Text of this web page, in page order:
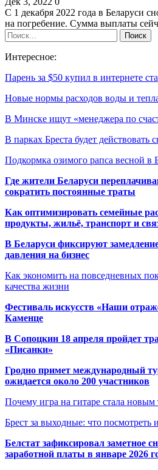
С 1 декабря 2022 года в Беларуси
на погребение. Сумма выплаты
Интересное:
Парень за $50 купил в интернете
Новые нормы расходов воды и
В Минске ищут «менеджера по
В парках Бреста будет
Подкормка озимого рапса весной
Где жители Беларуси
сократить постоянные траты
Как оптимизировать семейные
продукты, жильё, транспорт и
В Беларуси фиксируют
давления на бизнес
Как экономить на повседневных
качества жизни
Фестиваль искусств «Наши
Каменце
В Сопоцкин 18 апреля пройдет
«Писанки»
Гродно примет международный
ожидается около 200 участников
Почему игра на гитаре стала новым
Брест за выходные: что посмотреть
Белстат зафиксировал заметное
заработной платы в январе 2026